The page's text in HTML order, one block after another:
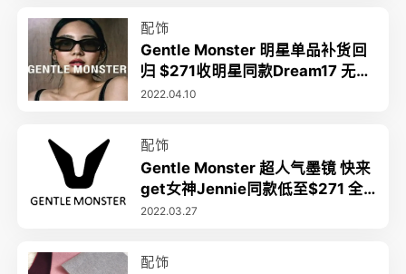
配饰
Gentle Monster 明星单品补货回
归 $271收明星同款Dream17 无门
槛85折 标价=到手价
2022.04.10
配饰
Gentle Monster 超人气墨镜 快来
get女神Jennie同款低至$271 全
场85折 标价=到手价
2022.03.27
配饰